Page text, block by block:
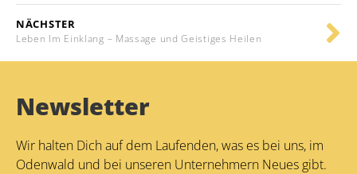
NÄCHSTER
Leben Im Einklang – Massage und Geistiges Heilen
Newsletter
Wir halten Dich auf dem Laufenden, was es bei uns, im
Odenwald und bei unseren Unternehmern Neues gibt.